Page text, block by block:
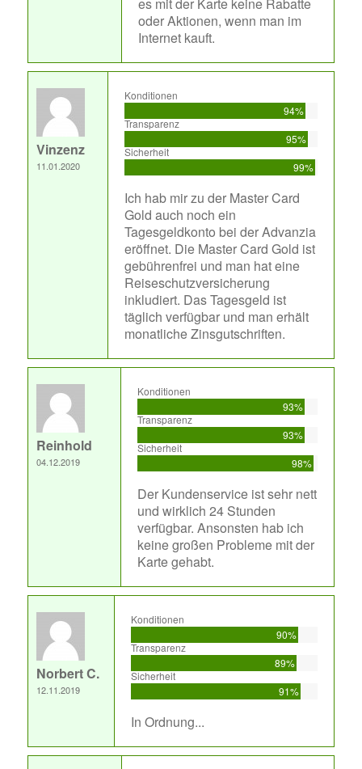
oder Aktionen, wenn man im
Internet kauft.
Vinzenz
11.01.2020
Konditionen
94%
Transparenz
95%
Sicherheit
99%
Ich hab mir zu der Master Card
Gold auch noch ein
Tagesgeldkonto bei der Advanzia
eröffnet. Die Master Card Gold ist
gebührenfrei und man hat eine
Reiseschutzversicherung
inkludiert. Das Tagesgeld ist
täglich verfügbar und man erhält
monatliche Zinsgutschriften.
Reinhold
04.12.2019
Konditionen
93%
Transparenz
93%
Sicherheit
98%
Der Kundenservice ist sehr nett
und wirklich 24 Stunden
verfügbar. Ansonsten hab ich
keine großen Probleme mit der
Karte gehabt.
Norbert C.
12.11.2019
Konditionen
90%
Transparenz
89%
Sicherheit
91%
In Ordnung...